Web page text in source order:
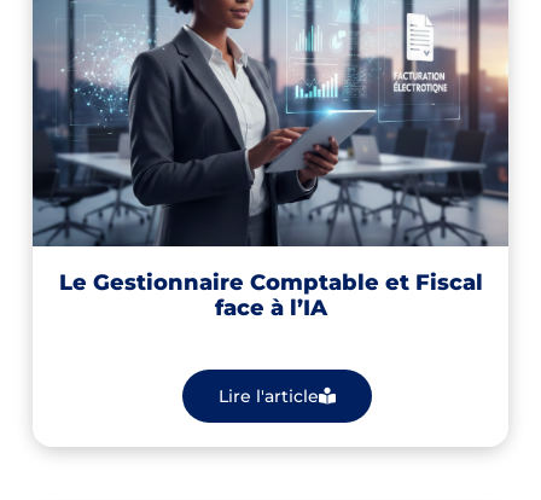
Le Gestionnaire Comptable et Fiscal
face à l’IA
Lire l'article